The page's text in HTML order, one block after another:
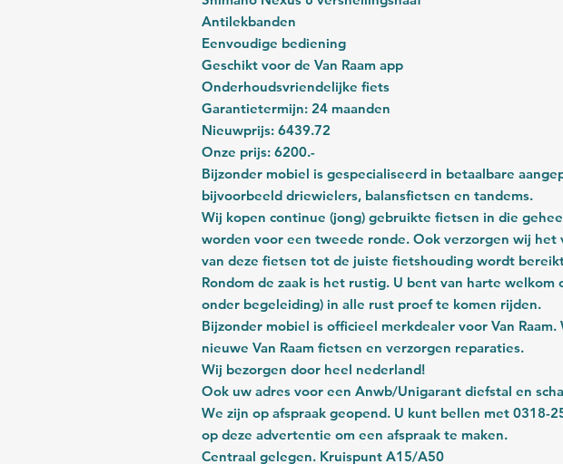
Antilekbanden
Eenvoudige bediening
Geschikt voor de Van Raam app
Onderhoudsvriendelijke fiets
Garantietermijn: 24 maanden
Nieuwprijs: 6439.72
Onze prijs: 6200.-
Bijzonder mobiel is gespecialiseerd in betaalbare
bijvoorbeeld driewielers, balansfietsen en tandems.
Wij kopen continue (jong) gebruikte fietsen in die
worden voor een tweede ronde. Ook verzorgen wij het
van deze fietsen tot de juiste fietshouding wordt
Rondom de zaak is het rustig. U bent van harte welkom
onder begeleiding) in alle rust proef te komen rijden.
Bijzonder mobiel is officieel merkdealer voor Van
nieuwe Van Raam fietsen en verzorgen reparaties.
Wij bezorgen door heel nederland!
Ook uw adres voor een Anwb/Unigarant diefstal en
We zijn op afspraak geopend. U kunt bellen met 0318-
op deze advertentie om een afspraak te maken.
Centraal gelegen. Kruispunt A15/A50